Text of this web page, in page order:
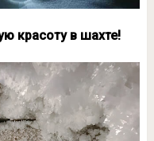
красоту в шахте!